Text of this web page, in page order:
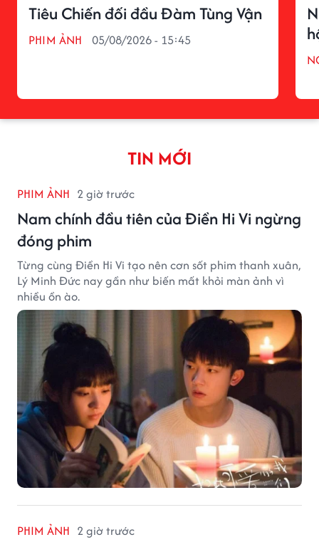
Tiêu Chiến đối đầu Đàm Tùng Vận
PHIM ẢNH 05/08/2026 - 15:45
TIN MỚI
PHIM ẢNH 2 giờ trước
Nam chính đầu tiên của Điền Hi Vi ngừng
đóng phim
Từng cùng Điền Hi Vi tạo nên cơn sốt phim thanh xuân,
Lý Minh Đức nay gần như biến mất khỏi màn ảnh vì
nhiều ồn ào.
PHIM ẢNH 2 giờ trước